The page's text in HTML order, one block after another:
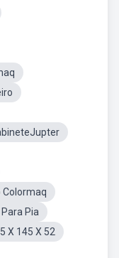
Colormaq
Pia
X 145 X 52